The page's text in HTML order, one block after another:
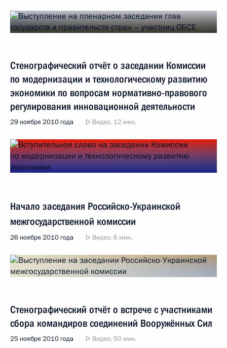
Стенографический отчёт о заседании Комиссии
по модернизации и технологическому развитию
экономики по вопросам нормативно-правового
регулирования инновационной деятельности
29 ноября 2010 года Видео, 12 мин.
Начало заседания Российско-Украинской
межгосударственной комиссии
26 ноября 2010 года Видео, 6 мин.
Стенографический отчёт о встрече с участниками
сбора командиров соединений Вооружённых Сил
25 ноября 2010 года Видео, 50 мин.